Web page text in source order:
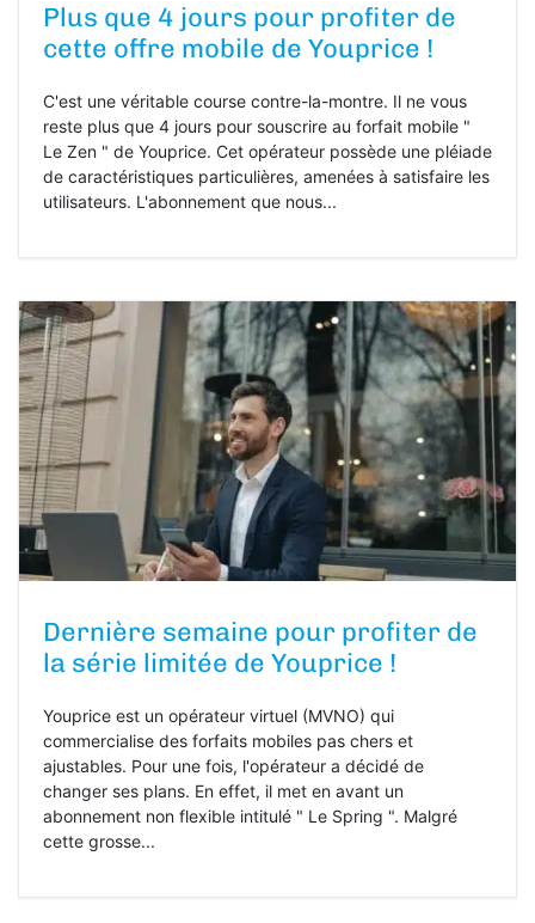
Plus que 4 jours pour profiter de
cette offre mobile de Youprice !
C'est une véritable course contre-la-montre. Il ne vous
reste plus que 4 jours pour souscrire au forfait mobile "
Le Zen " de Youprice. Cet opérateur possède une pléiade
de caractéristiques particulières, amenées à satisfaire les
utilisateurs. L'abonnement que nous...
Dernière semaine pour profiter de
la série limitée de Youprice !
Youprice est un opérateur virtuel (MVNO) qui
commercialise des forfaits mobiles pas chers et
ajustables. Pour une fois, l'opérateur a décidé de
changer ses plans. En effet, il met en avant un
abonnement non flexible intitulé " Le Spring ". Malgré
cette grosse...